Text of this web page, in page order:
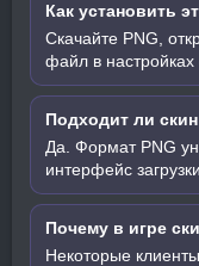
Как установить
Скачайте PNG,
файл в настройках
Подходит ли
Да. Формат PNG
интерфейс
Почему в игре
Некоторые